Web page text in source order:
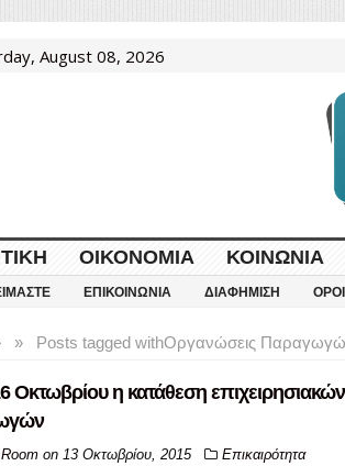
August 08, 2026
ΟΙΚΟΝΟΜΊΑ ΚΟΙΝΩΝΊΑ
ΕΠΙΚΟΙΝΩΝΊΑ ΔΙΑΦΉΜΙΣΗ
Posts tagged with
» Οργανώσεις
Οκτωβρίου η κατάθεση
on 13 Οκτωβρίου, 2015 Επικαιρότητα